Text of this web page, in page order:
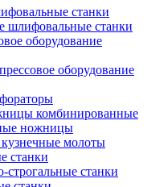
станки
шлифовальные станки
оборудование
оборудование
комбинированные
ножницы
молоты
станки
строгальные станки